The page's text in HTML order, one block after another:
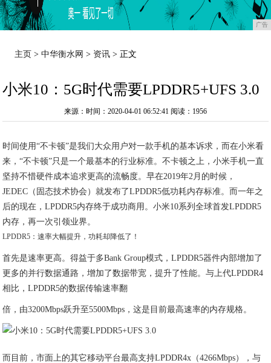
广告
主页 >中华衡水网 > 资讯 > 正文
小米10：5G时代需要LPDDR5+UFS 3.0
来源：时间：2020-04-01 06:52:41 阅读：1956
时间使用“不卡顿”是我们大众用户对一款手机的基本诉求，而在小米看
来，“不卡顿”只是一个最基本的行业标准。不卡顿之上，小米手机一直
坚持不惜硬件成本追求更高的流畅度。早在2019年2月的时候，
JEDEC（固态技术协会）就发布了LPDDR5低功耗内存标准。而一年之
后的现在，LPDDR5内存终于成功商用。小米10系列全球首发LPDDR5
内存，再一次引领业界。
LPDDR5：速率大幅提升，功耗却降低了！
首先是速率更高。得益于多Bank Group模式，LPDDR5器件内部增加了
更多的并行数据通路，增加了数据带宽，提升了性能。与上代LPDDR4
相比，LPDDR5的数据传输速率翻
倍，由3200Mbps跃升至5500Mbps，这是目前最高速率的内存规格。
而目前，市面上的其它移动平台最高支持LPDDR4x（4266Mbps），与